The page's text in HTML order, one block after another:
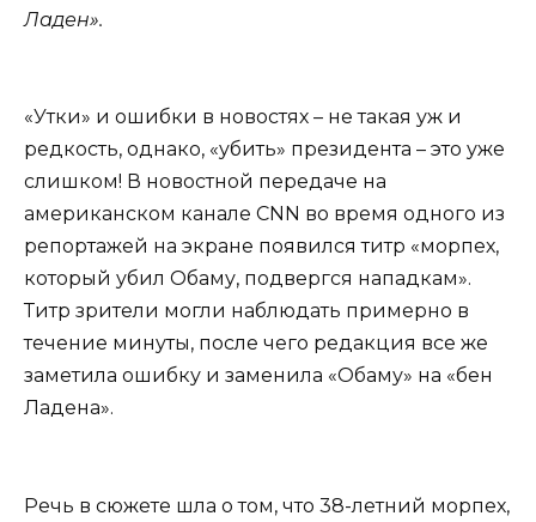
Ладен».
«Утки» и ошибки в новостях – не такая уж и
редкость, однако, «убить» президента – это уже
слишком! В новостной передаче на
американском канале CNN во время одного из
репортажей на экране появился титр «морпех,
который убил Обаму, подвергся нападкам».
Титр зрители могли наблюдать примерно в
течение минуты, после чего редакция все же
заметила ошибку и заменила «Обаму» на «бен
Ладена».
Речь в сюжете шла о том, что 38-летний морпех,